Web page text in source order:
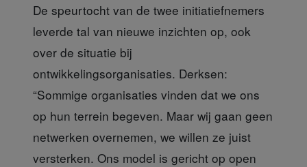
De speurtocht van de twee initiatiefnemers
leverde tal van nieuwe inzichten op, ook
over de situatie bij
ontwikkelingsorganisaties. Derksen:
“Sommige organisaties vinden dat we ons
op hun terrein begeven. Maar wij gaan geen
netwerken overnemen, we willen ze juist
versterken. Ons model is gericht op open